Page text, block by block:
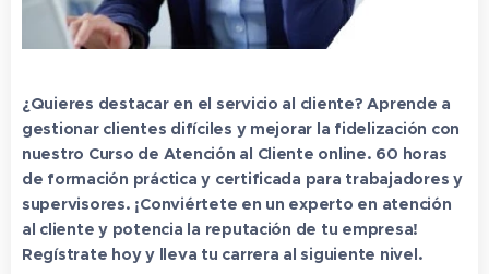
¿Quieres destacar en el servicio al cliente? Aprende a
gestionar clientes difíciles y mejorar la fidelización con
nuestro Curso de Atención al Cliente online. 60 horas
de formación práctica y certificada para trabajadores y
supervisores. ¡Conviértete en un experto en atención
al cliente y potencia la reputación de tu empresa!
Regístrate hoy y lleva tu carrera al siguiente nivel.